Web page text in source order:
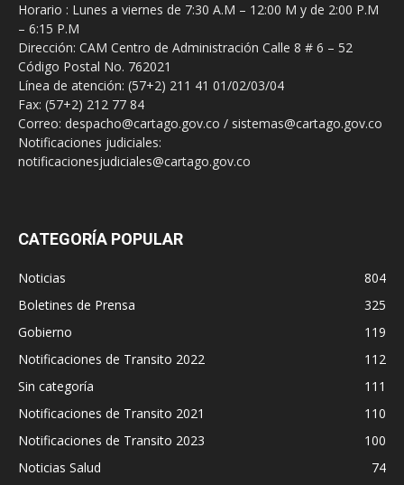
Horario : Lunes a viernes de 7:30 A.M – 12:00 M y de 2:00 P.M
– 6:15 P.M
Dirección: CAM Centro de Administración Calle 8 # 6 – 52
Código Postal No. 762021
Línea de atención: (57+2) 211 41 01/02/03/04
Fax: (57+2) 212 77 84
Correo: despacho@cartago.gov.co / sistemas@cartago.gov.co
Notificaciones judiciales:
notificacionesjudiciales@cartago.gov.co
CATEGORÍA POPULAR
Noticias
804
Boletines de Prensa
325
Gobierno
119
Notificaciones de Transito 2022
112
Sin categoría
111
Notificaciones de Transito 2021
110
Notificaciones de Transito 2023
100
Noticias Salud
74